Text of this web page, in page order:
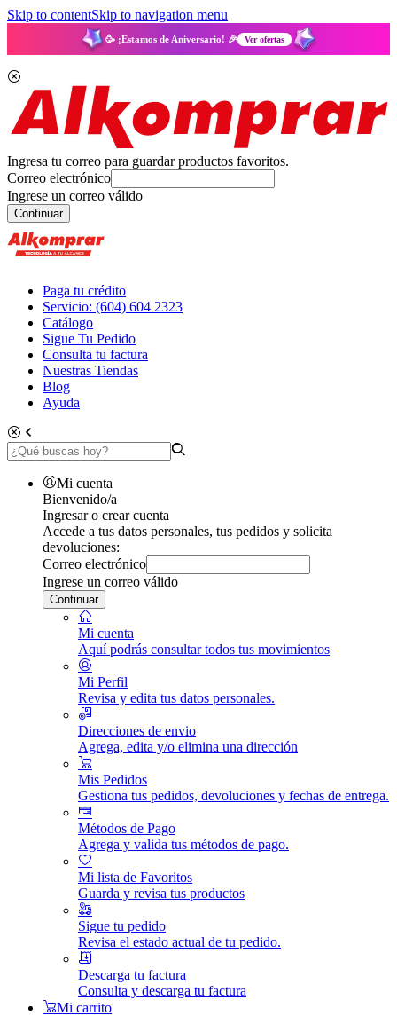
Skip to contentSkip to navigation menu
🥳 ¡Estamos de Aniversario! 🎉 Ver ofertas
Ingresa tu correo para guardar productos favoritos.
Correo electrónico
Ingrese un correo válido
Continuar
Paga tu crédito
Servicio: (604) 604 2323
Catálogo
Sigue Tu Pedido
Consulta tu factura
Nuestras Tiendas
Blog
Ayuda
Mi cuenta
Bienvenido/a
Ingresar o crear cuenta
Accede a tus datos personales, tus pedidos y solicita
devoluciones:
Correo electrónico
Ingrese un correo válido
Continuar
Mi cuenta
Aquí podrás consultar todos tus movimientos
Mi Perfil
Revisa y edita tus datos personales.
Direcciones de envio
Agrega, edita y/o elimina una dirección
Mis Pedidos
Gestiona tus pedidos, devoluciones y fechas de entrega.
Métodos de Pago
Agrega y valida tus métodos de pago.
Mi lista de Favoritos
Guarda y revisa tus productos
Sigue tu pedido
Revisa el estado actual de tu pedido.
Descarga tu factura
Consulta y descarga tu factura
Mi carrito